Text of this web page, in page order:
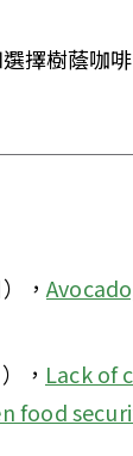
擇樹蔭咖
，
， Lack of
food